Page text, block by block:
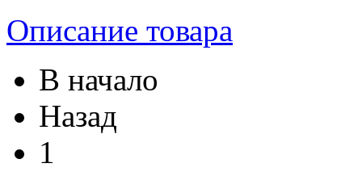
Описание товара
В начало
Назад
1